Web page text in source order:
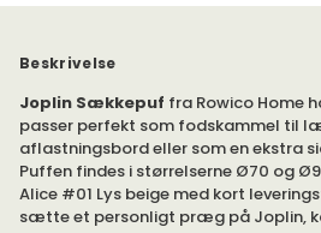
Beskrivelse
Joplin Sækkepuf fra Rowico Home
passer perfekt som fodskammel til
aflastningsbord eller som en ekstra
Puffen findes i størrelserne Ø70 og
Alice #01 Lys beige med kort
sætte et personligt præg på Joplin,